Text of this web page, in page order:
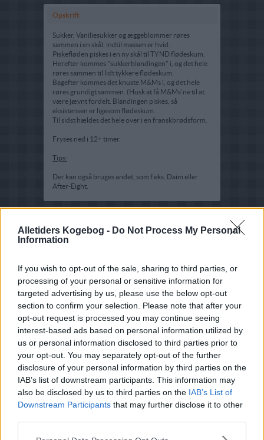
Alletiders Kogebog - Do Not Process My Personal
Information
If you wish to opt-out of the sale, sharing to third parties, or
processing of your personal or sensitive information for
targeted advertising by us, please use the below opt-out
section to confirm your selection. Please note that after your
opt-out request is processed you may continue seeing
interest-based ads based on personal information utilized by
us or personal information disclosed to third parties prior to
your opt-out. You may separately opt-out of the further
disclosure of your personal information by third parties on the
IAB’s list of downstream participants. This information may
also be disclosed by us to third parties on the IAB’s List of
Downstream Participants that may further disclose it to other
Opskrift
Sukker, Vaniliesukker og æggeblommer røres
sammen i en skål, indtil massen er hvid.
Piskefløden piskes i en ny skål til TYND flødeskum.
Herefter kommes "sukkerblandingen" i, og det hele
røres sammen til lidt tykkere flødeskum.
Bagefter kommes det knuste M&Ms i, og det hele
røres grundigt sammen. (Husk at få M&Ms'ne til at
være jævnt fordelt. Blandingen piskes, så
eksistensen er ligesom flødeskum.
Til sidst hældes det hele over i en franskbrødsform.
Fryses ned i 12+ timer.
Tips:
Der kan også bruges andet, som f.eks. Daim eller
After-Eight.